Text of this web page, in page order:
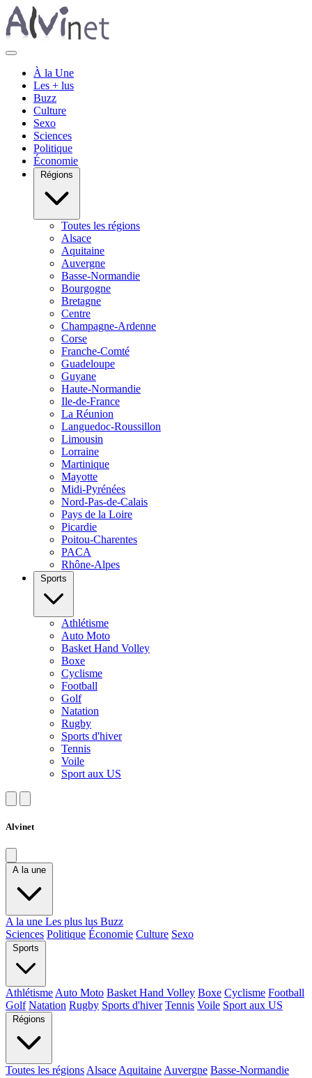
À la Une
Les + lus
Buzz
Culture
Sexo
Sciences
Politique
Économie
Régions
Toutes les régions
Alsace
Aquitaine
Auvergne
Basse-Normandie
Bourgogne
Bretagne
Centre
Champagne-Ardenne
Corse
Franche-Comté
Guadeloupe
Guyane
Haute-Normandie
Ile-de-France
La Réunion
Languedoc-Roussillon
Limousin
Lorraine
Martinique
Mayotte
Midi-Pyrénées
Nord-Pas-de-Calais
Pays de la Loire
Picardie
Poitou-Charentes
PACA
Rhône-Alpes
Sports
Athlétisme
Auto Moto
Basket Hand Volley
Boxe
Cyclisme
Football
Golf
Natation
Rugby
Sports d'hiver
Tennis
Voile
Sport aux US
Alvinet
A la une
A la une Les plus lus Buzz
Sciences Politique Économie Culture Sexo
Sports
Athlétisme Auto Moto Basket Hand Volley Boxe Cyclisme Football
Golf Natation Rugby Sports d'hiver Tennis Voile Sport aux US
Régions
Toutes les régions Alsace Aquitaine Auvergne Basse-Normandie